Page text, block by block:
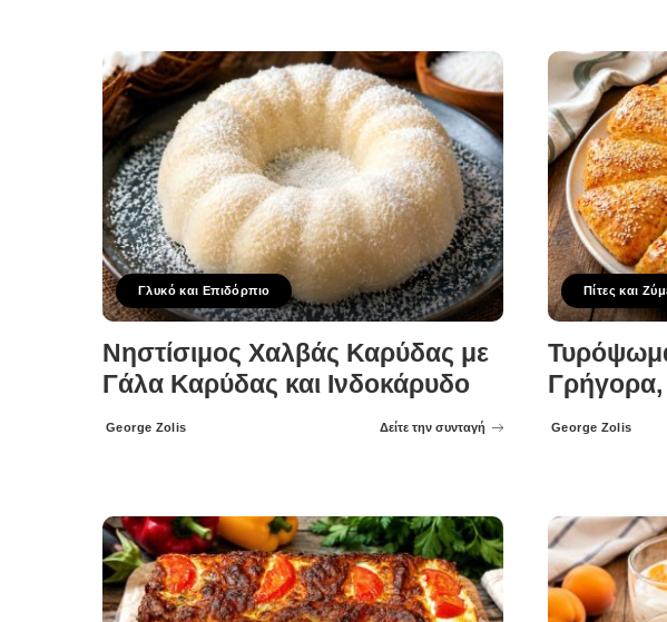
Γλυκό και Επιδόρπιο
Νηστίσιμος Χαλβάς Καρύδας με
Γάλα Καρύδας και Ινδοκάρυδο
Posted
George Zolis Δείτε την συνταγή
Πίτες και
Γρήγορα,
Posted
George Zolis